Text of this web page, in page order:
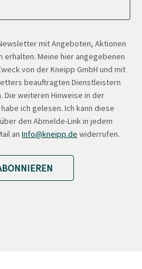
mit Angeboten, Aktionen
Meine hier angegebenen
von der Kneipp GmbH und mit
beauftragten Dienstleistern
weiteren Hinweise in der
habe ich gelesen. Ich kann diese
den Abmelde-Link in jedem
an Info@kneipp.de widerrufen.